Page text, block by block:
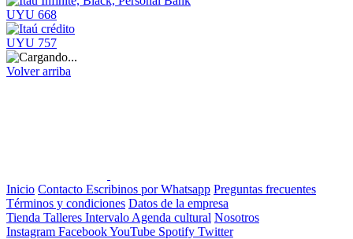
UYU 668
UYU 757
Volver arriba
Inicio Contacto Escribinos por Whatsapp Preguntas frecuentes
Términos y condiciones Datos de la empresa
Tienda Talleres Intervalo Agenda cultural Nosotros
Instagram FacebookYouTube Spotify Twitter